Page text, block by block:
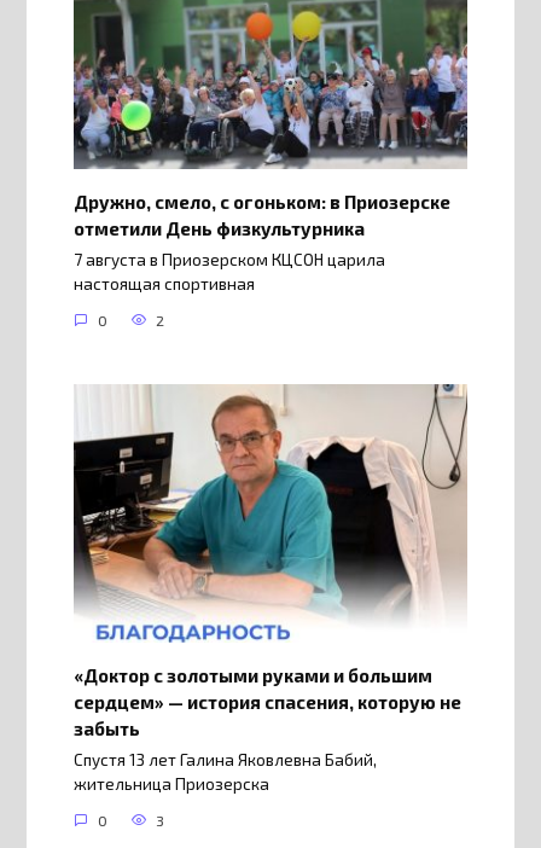
Дружно, смело, с огоньком: в Приозерске
отметили День физкультурника
7 августа в Приозерском КЦСОН царила
настоящая спортивная
0 2
«Доктор с золотыми руками и большим
сердцем» — история спасения, которую не
забыть
Спустя 13 лет Галина Яковлевна Бабий,
жительница Приозерска
0 3